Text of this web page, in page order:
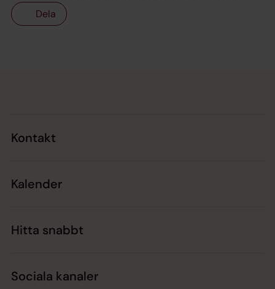
Dela
Kontakt
Kalender
Hitta snabbt
Sociala kanaler